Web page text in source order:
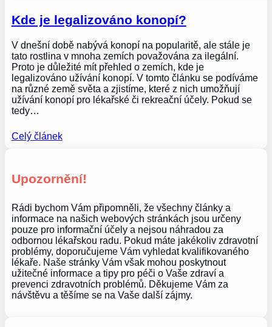
Kde je legalizováno konopí?
V dnešní době nabývá konopí na popularitě, ale stále je
tato rostlina v mnoha zemích považována za ilegální.
Proto je důležité mít přehled o zemích, kde je
legalizováno užívání konopí. V tomto článku se podíváme
na různé země světa a zjistíme, které z nich umožňují
užívání konopí pro lékařské či rekreační účely. Pokud se
tedy…
Celý článek
Upozornění!
Rádi bychom Vám připomněli, že všechny články a
informace na našich webových stránkách jsou určeny
pouze pro informační účely a nejsou náhradou za
odbornou lékařskou radu. Pokud máte jakékoliv zdravotní
problémy, doporučujeme Vám vyhledat kvalifikovaného
lékaře. Naše stránky Vám však mohou poskytnout
užitečné informace a tipy pro péči o Vaše zdraví a
prevenci zdravotních problémů. Děkujeme Vám za
návštěvu a těšíme se na Vaše další zájmy.